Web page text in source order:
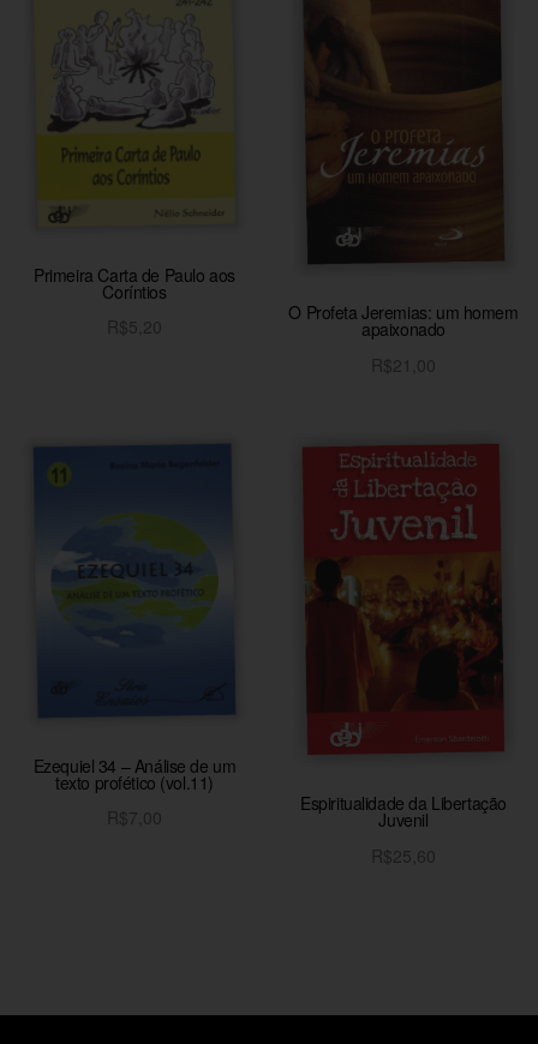
Primeira Carta de Paulo aos
Coríntios
R$5,20
O Profeta Jeremias: um homem
apaixonado
R$21,00
Ezequiel 34 – Análise de um
texto profético (vol.11)
R$7,00
Espiritualidade da Libertação
Juvenil
R$25,60